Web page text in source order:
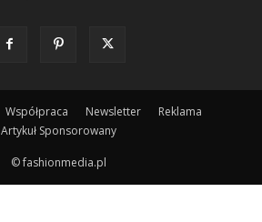
Współpraca Newsletter
Reklama
Artykuł Sponsorowany
© fashionmedia.pl